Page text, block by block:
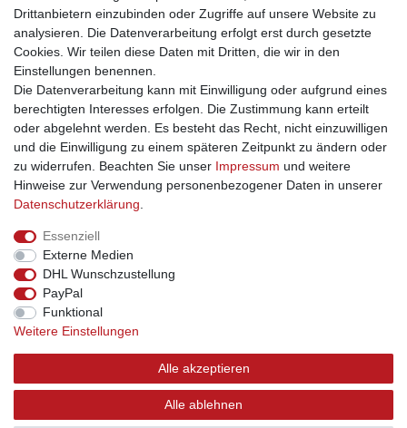
Breite: ca. 30 cm
Tiefe: ca. 15 cm
Impressum Daten­schutz­erklärung AGB
Barrierefreiheitserklärung
Vertrag widerrufen
INFORMATIONEN
Über uns
Versand
Links
Drittanbietern einzubinden oder Zugriffe auf unsere Website zu
analysieren. Die Datenverarbeitung erfolgt erst durch gesetzte
Cookies. Wir teilen diese Daten mit Dritten, die wir in den
Einstellungen benennen.
Die Datenverarbeitung kann mit Einwilligung oder aufgrund eines
berechtigten Interesses erfolgen. Die Zustimmung kann erteilt
oder abgelehnt werden. Es besteht das Recht, nicht einzuwilligen
und die Einwilligung zu einem späteren Zeitpunkt zu ändern oder
zu widerrufen. Beachten Sie unser Impressum und weitere
Hinweise zur Verwendung personenbezogener Daten in unserer
Daten­schutz­erklärung
Essenziell
Externe Medien
DHL Wunschzustellung
PayPal
Funktional
Weitere Einstellungen
Alle akzeptieren
Alle ablehnen